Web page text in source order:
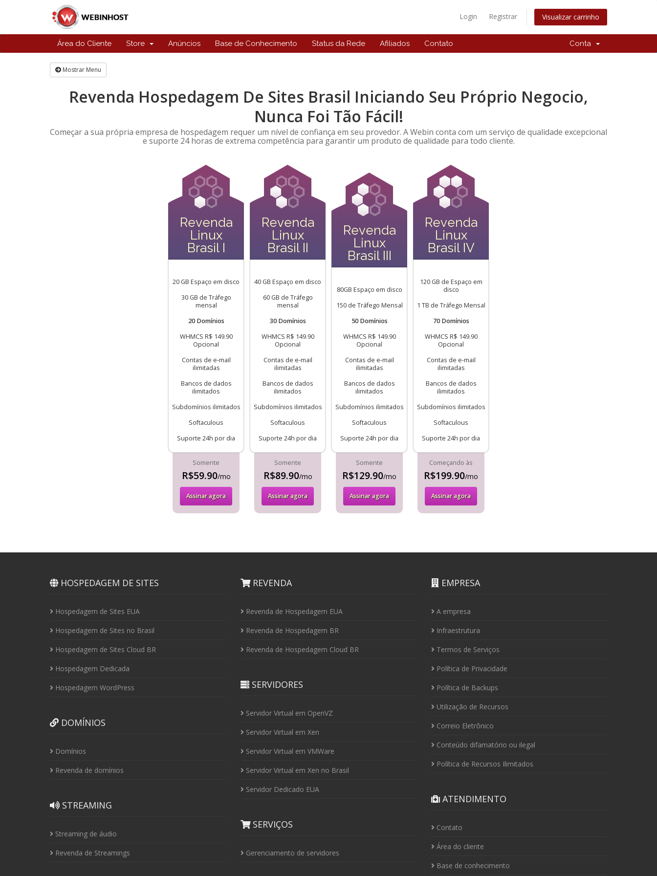
Login Registrar Visualizar carrinho
Área do Cliente Store Anúncios Base de Conhecimento Status da Rede Afiliados Contato Conta
Mostrar Menu
Revenda Hospedagem De Sites Brasil Iniciando Seu Próprio Negocio,
Nunca Foi Tão Fácil!
Começar a sua própria empresa de hospedagem requer um nível de confiança em seu provedor. A Webin conta com um serviço de qualidade excepcional
e suporte 24 horas de extrema competência para garantir um produto de qualidade para todo cliente.
Revenda
Linux
Brasil I
20 GB Espaço em disco
30 GB de Tráfego
mensal
20 Domínios
WHMCS R$ 149.90
Opcional
Contas de e-mail
ilimitadas
Bancos de dados
ilimitados
Subdomínios ilimitados
Softaculous
Suporte 24h por dia
Somente
R$59.90/mo
Assinar agora
Revenda
Linux
Brasil II
40 GB Espaço em disco
60 GB de Tráfego
mensal
30 Domínios
WHMCS R$ 149.90
Opcional
Contas de e-mail
ilimitadas
Bancos de dados
ilimitados
Subdomínios ilimitados
Softaculous
Suporte 24h por dia
Somente
R$89.90/mo
Assinar agora
Revenda
Linux
Brasil III
80GB Espaço em disco
150 de Tráfego Mensal
50 Domínios
WHMCS R$ 149.90
Opcional
Contas de e-mail
ilimitadas
Bancos de dados
ilimitados
Subdomínios ilimitados
Softaculous
Suporte 24h por dia
Somente
R$129.90/mo
Assinar agora
Revenda
Linux
Brasil IV
120 GB de Espaço em
disco
1 TB de Tráfego Mensal
70 Domínios
WHMCS R$ 149.90
Opcional
Contas de e-mail
ilimitadas
Bancos de dados
ilimitados
Subdomínios ilimitados
Softaculous
Suporte 24h por dia
Começando às
R$199.90/mo
Assinar agora
HOSPEDAGEM DE SITES
Hospedagem de Sites EUA
Hospedagem de Sites no Brasil
Hospedagem de Sites Cloud BR
Hospedagem Dedicada
Hospedagem WordPress
DOMÍNIOS
Domínios
Revenda de domínios
STREAMING
Streaming de áudio
Revenda de Streamings
REVENDA
Revenda de Hospedagem EUA
Revenda de Hospedagem BR
Revenda de Hospedagem Cloud BR
SERVIDORES
Servidor Virtual em OpenVZ
Servidor Virtual em Xen
Servidor Virtual em VMWare
Servidor Virtual em Xen no Brasil
Servidor Dedicado EUA
SERVIÇOS
Gerenciamento de servidores
EMPRESA
A empresa
Infraestrutura
Termos de Serviços
Política de Privacidade
Política de Backups
Utilização de Recursos
Correio Eletrônico
Conteúdo difamatório ou ilegal
Política de Recursos Ilimitados
ATENDIMENTO
Contato
Área do cliente
Base de conhecimento